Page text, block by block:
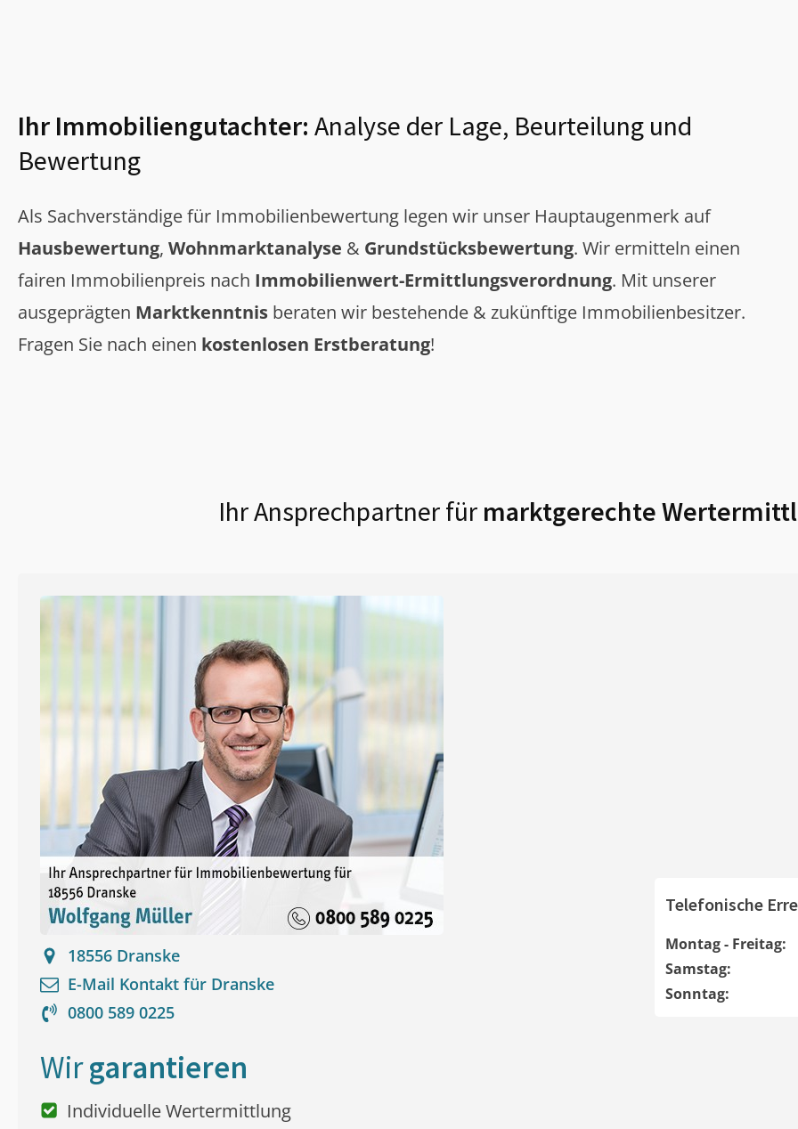
Ihr Immobiliengutachter: Analyse der Lage, Beurteilung und
Bewertung
Als Sachverständige für Immobilienbewertung legen wir unser Hauptaugenmerk auf
Hausbewertung, Wohnmarktanalyse & Grundstücksbewertung. Wir ermitteln einen
fairen Immobilienpreis nach Immobilienwert-Ermittlungsverordnung. Mit unserer
ausgeprägten Marktkenntnis beraten wir bestehende & zukünftige Immobilienbesitzer.
Fragen Sie nach einen kostenlosen Erstberatung!
Ihr Ansprechpartner für marktgerechte
18556 Dranske
E-Mail Kontakt für Dranske
0800 589 0225
Telefonische
Montag - Freitag:
Samstag:
Sonntag:
Wirgarantieren
Individuelle Wertermittlung